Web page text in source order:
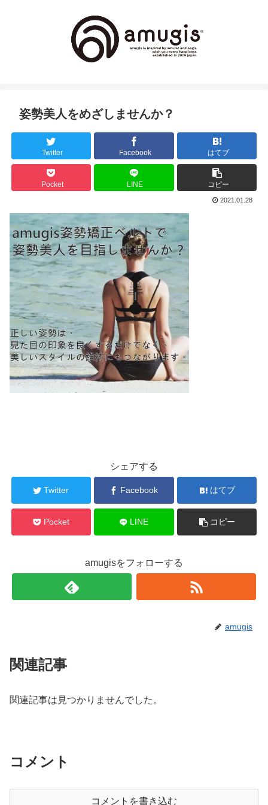
姿勢美人をめざしませんか？
Twitter Facebook はてブ
Pocket LINE コピー
2021.01.28
シェアする
Twitter Facebook はてブ
Pocket LINE コピー
amugisをフォローする
amugis
関連記事
関連記事は見つかりませんでした。
コメント
コメントを書き込む